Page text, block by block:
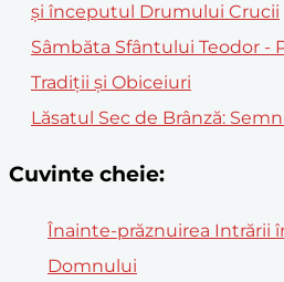
și începutul Drumului Crucii
Sâmbăta Sfântului Teodor -
Tradiții și Obiceiuri
Lăsatul Sec de Brânză:
Cuvinte cheie:
Înainte-prăznuirea Intrării
Domnului